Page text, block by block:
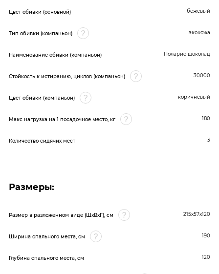
Цвет обивки (основной) бежевый
Тип обивки (компаньон) экокожа
Наименование обивки (компаньон) Поларис шоколад
Стойкость к истиранию, циклов (компаньон) 30000
Цвет обивки (компаньон) коричневый
Макс нагрузка на 1 посадочное место, кг 180
Количество сидячих мест 3
Размеры:
Размер в разложенном виде (ШхВхГ), см 215х57х120
Ширина спального места, см 190
Глубина спального места, см 120